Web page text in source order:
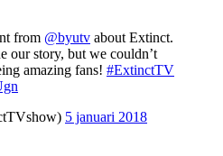
from @byutv about Extinct.
our story, but we couldn’t
amazing fans! #ExtinctTV
5 januari 2018